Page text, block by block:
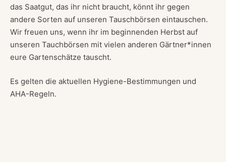
das Saatgut, das ihr nicht braucht, könnt ihr gegen
andere Sorten auf unseren Tauschbörsen eintauschen.
Wir freuen uns, wenn ihr im beginnenden Herbst auf
unseren Tauchbörsen mit vielen anderen Gärtner*innen
eure Gartenschätze tauscht.
Es gelten die aktuellen Hygiene-Bestimmungen und
AHA-Regeln.